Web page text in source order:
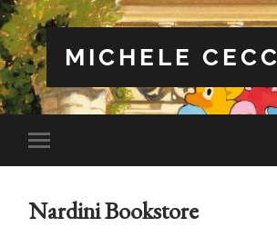
MICHELE
Attiva/disattiva
il
dispositivi
Nardini Bookstore